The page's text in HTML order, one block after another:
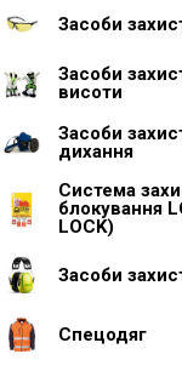
Засоби
Засоби
висоти
Засоби
дихання
Система
блокування
LOCK)
Засоби
Спецодяг